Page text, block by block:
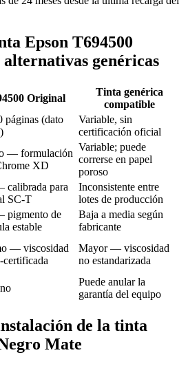
Epson T694500
genéricas
Original
Tinta genérica
compatible
páginas (dato
Variable, sin
certificación oficial
— formulación
XD
Variable; puede
correrse en papel
poroso
para
SC-T
Inconsistente entre
lotes de producción
pigmento de
estable
Baja a media según
fabricante
— viscosidad
certificada
Mayor — viscosidad
no estandarizada
Puede anular la
garantía del equipo
de la tinta
Mate